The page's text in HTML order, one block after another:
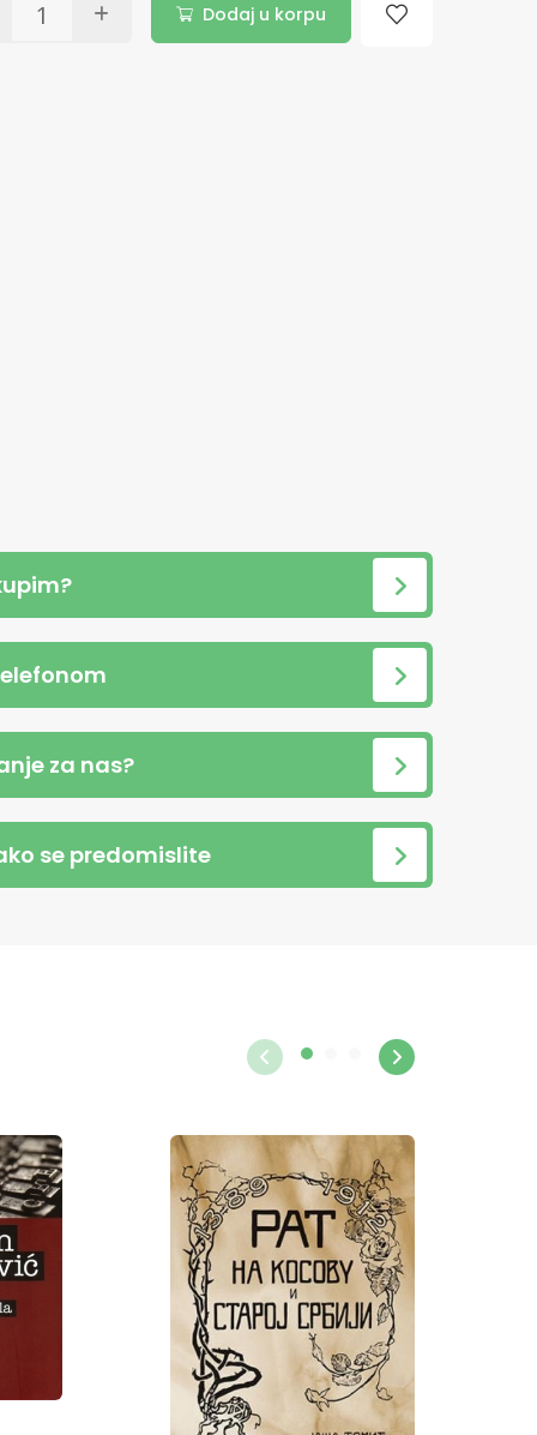
Dodaj u korpu
za nas?
se predomislite